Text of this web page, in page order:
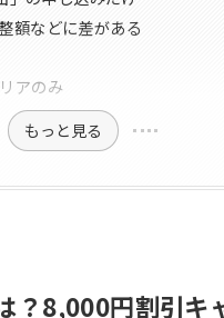
額などに差がある
アのみ
もっと見る
？8,000円割引キ